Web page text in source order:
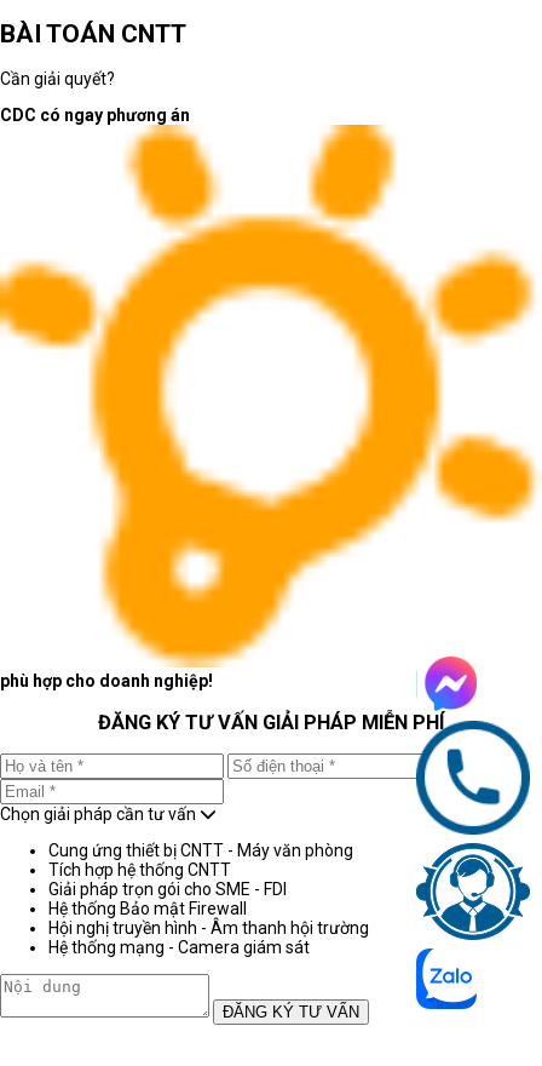
BÀI TOÁN CNTT
Cần giải quyết?
CDC có ngay phương án
phù hợp cho doanh nghiệp!
ĐĂNG KÝ TƯ VẤN GIẢI PHÁP MIỄN PHÍ
Chọn giải pháp cần tư vấn
Cung ứng thiết bị CNTT - Máy văn phòng
Tích hợp hệ thống CNTT
Giải pháp trọn gói cho SME - FDI
Hệ thống Bảo mật Firewall
Hội nghị truyền hình - Âm thanh hội trường
Hệ thống mạng - Camera giám sát
ĐĂNG KÝ TƯ VẤN